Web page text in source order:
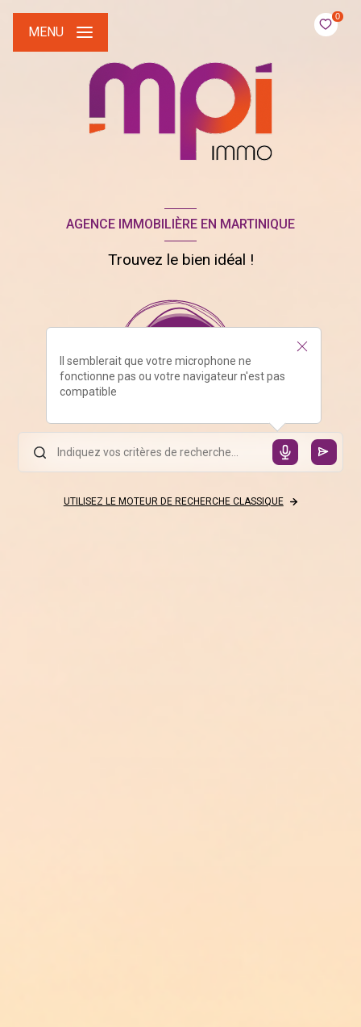
0
MENU
AGENCE IMMOBILIÈRE EN MARTINIQUE
Trouvez le bien idéal !
Il semblerait que votre microphone ne
fonctionne pas ou votre navigateur n'est pas
compatible
UTILISEZ LE MOTEUR DE RECHERCHE CLASSIQUE